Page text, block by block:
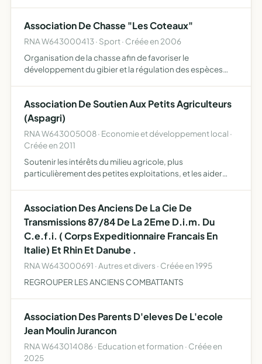
Association De Chasse "Les Coteaux"
RNA W643000413 · Sport · Créée en 2006
Organisation de la chasse afin de favoriser le
développement du gibier et la régulation des espèces
Association De Soutien Aux Petits Agriculteurs
(Aspagri)
RNA W643005008 · Economie et développement local ·
Créée en 2011
Soutenir les intérêts du milieu agricole, plus
particulièrement des petites exploitations, et les aider
Association Des Anciens De La Cie De
Transmissions 87/84 De La 2Eme D.i.m. Du
C.e.f.i. ( Corps Expeditionnaire Francais En
Italie) Et Rhin Et Danube .
RNA W643000691 · Autres et divers · Créée en 1995
REGROUPER LES ANCIENS COMBATTANTS
Association Des Parents D'eleves De L'ecole
Jean Moulin Jurancon
RNA W643014086 · Education et formation · Créée en
2025